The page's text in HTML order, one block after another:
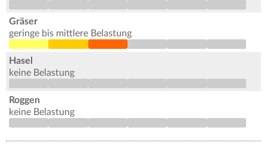
Gräser
geringe bis mittlere Belastung
Hasel
keine Belastung
Roggen
keine Belastung